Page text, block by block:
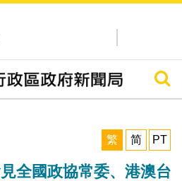
搜尋
繁
简 PT
全國政協常委、港澳台